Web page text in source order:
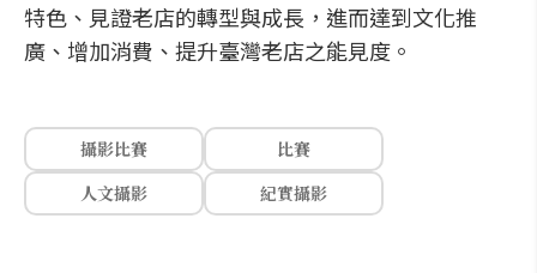
特色、見證老店的轉型與成長，進而達到文化推
廣、增加消費、提升臺灣老店之能見度。
攝影比賽
比賽
人文攝影
紀實攝影